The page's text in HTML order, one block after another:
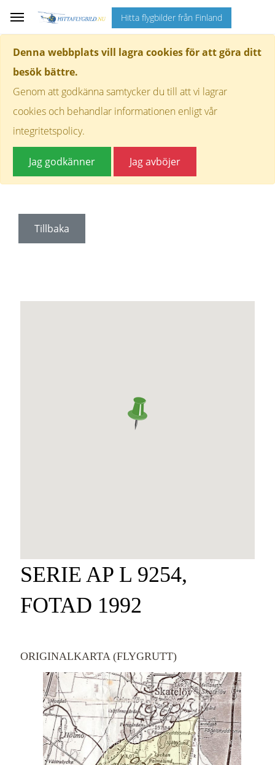
Denna webbplats vill lagra cookies för att göra ditt
besök bättre.
Genom att godkänna samtycker du till att vi lagrar
cookies och behandlar informationen enligt vår
integritetspolicy.
Jag godkänner Jag avböjer
Hitta flygbilder från Finland
Tillbaka
SERIE AP L 9254,
FOTAD 1992
ORIGINALKARTA (FLYGRUTT)